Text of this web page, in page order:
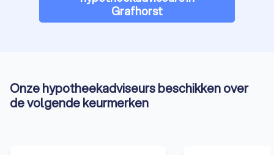
Grafhorst
Onze hypotheekadviseurs beschikken over
de volgende keurmerken